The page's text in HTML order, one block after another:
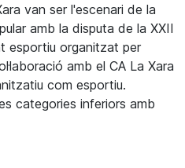
van ser l'escenari de la
amb la disputa de la XXII
esportiu organitzat per
amb el CA La Xara
com esportiu.
categories inferiors amb